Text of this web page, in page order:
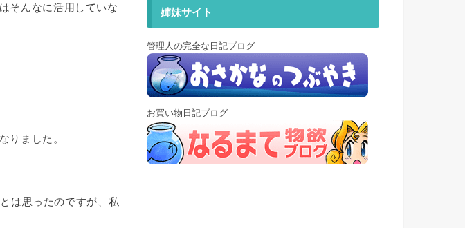
そんなに活用していな
りました。
は思ったのですが、私
姉妹サイト
管理人の完全な日記ブログ
お買い物日記ブログ